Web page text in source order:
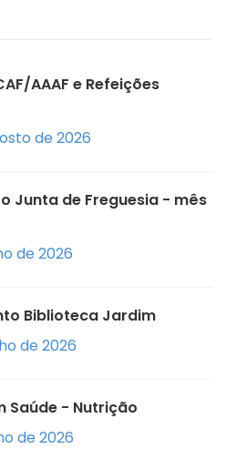
AAAF e Refeições
de 2026
Junta de Freguesia - mês
de 2026
Biblioteca Jardim
de 2026
Saúde - Nutrição
de 2026